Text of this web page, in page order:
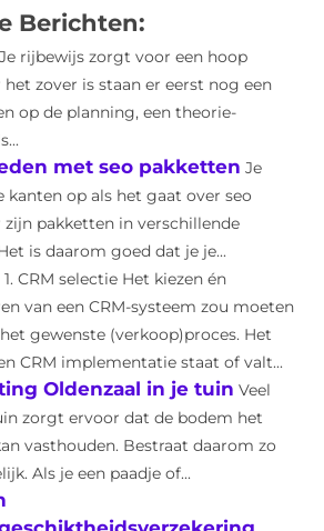
Berichten:
Je rijbewijs zorgt voor een hoop
zover is staan er eerst nog een
op de planning, een theorie-
met seo pakketten Je
kanten op als het gaat over seo
zijn pakketten in verschillende
is daarom goed dat je je...
1. CRM selectie Het kiezen én
van een CRM-systeem zou moeten
gewenste (verkoop)proces. Het
CRM implementatie staat of valt...
Oldenzaal in je tuin Veel
zorgt ervoor dat de bodem het
vasthouden. Bestraat daarom zo
Als je een paadje of...